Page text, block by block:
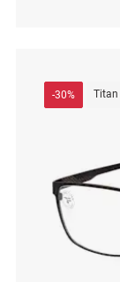
-30% Titan